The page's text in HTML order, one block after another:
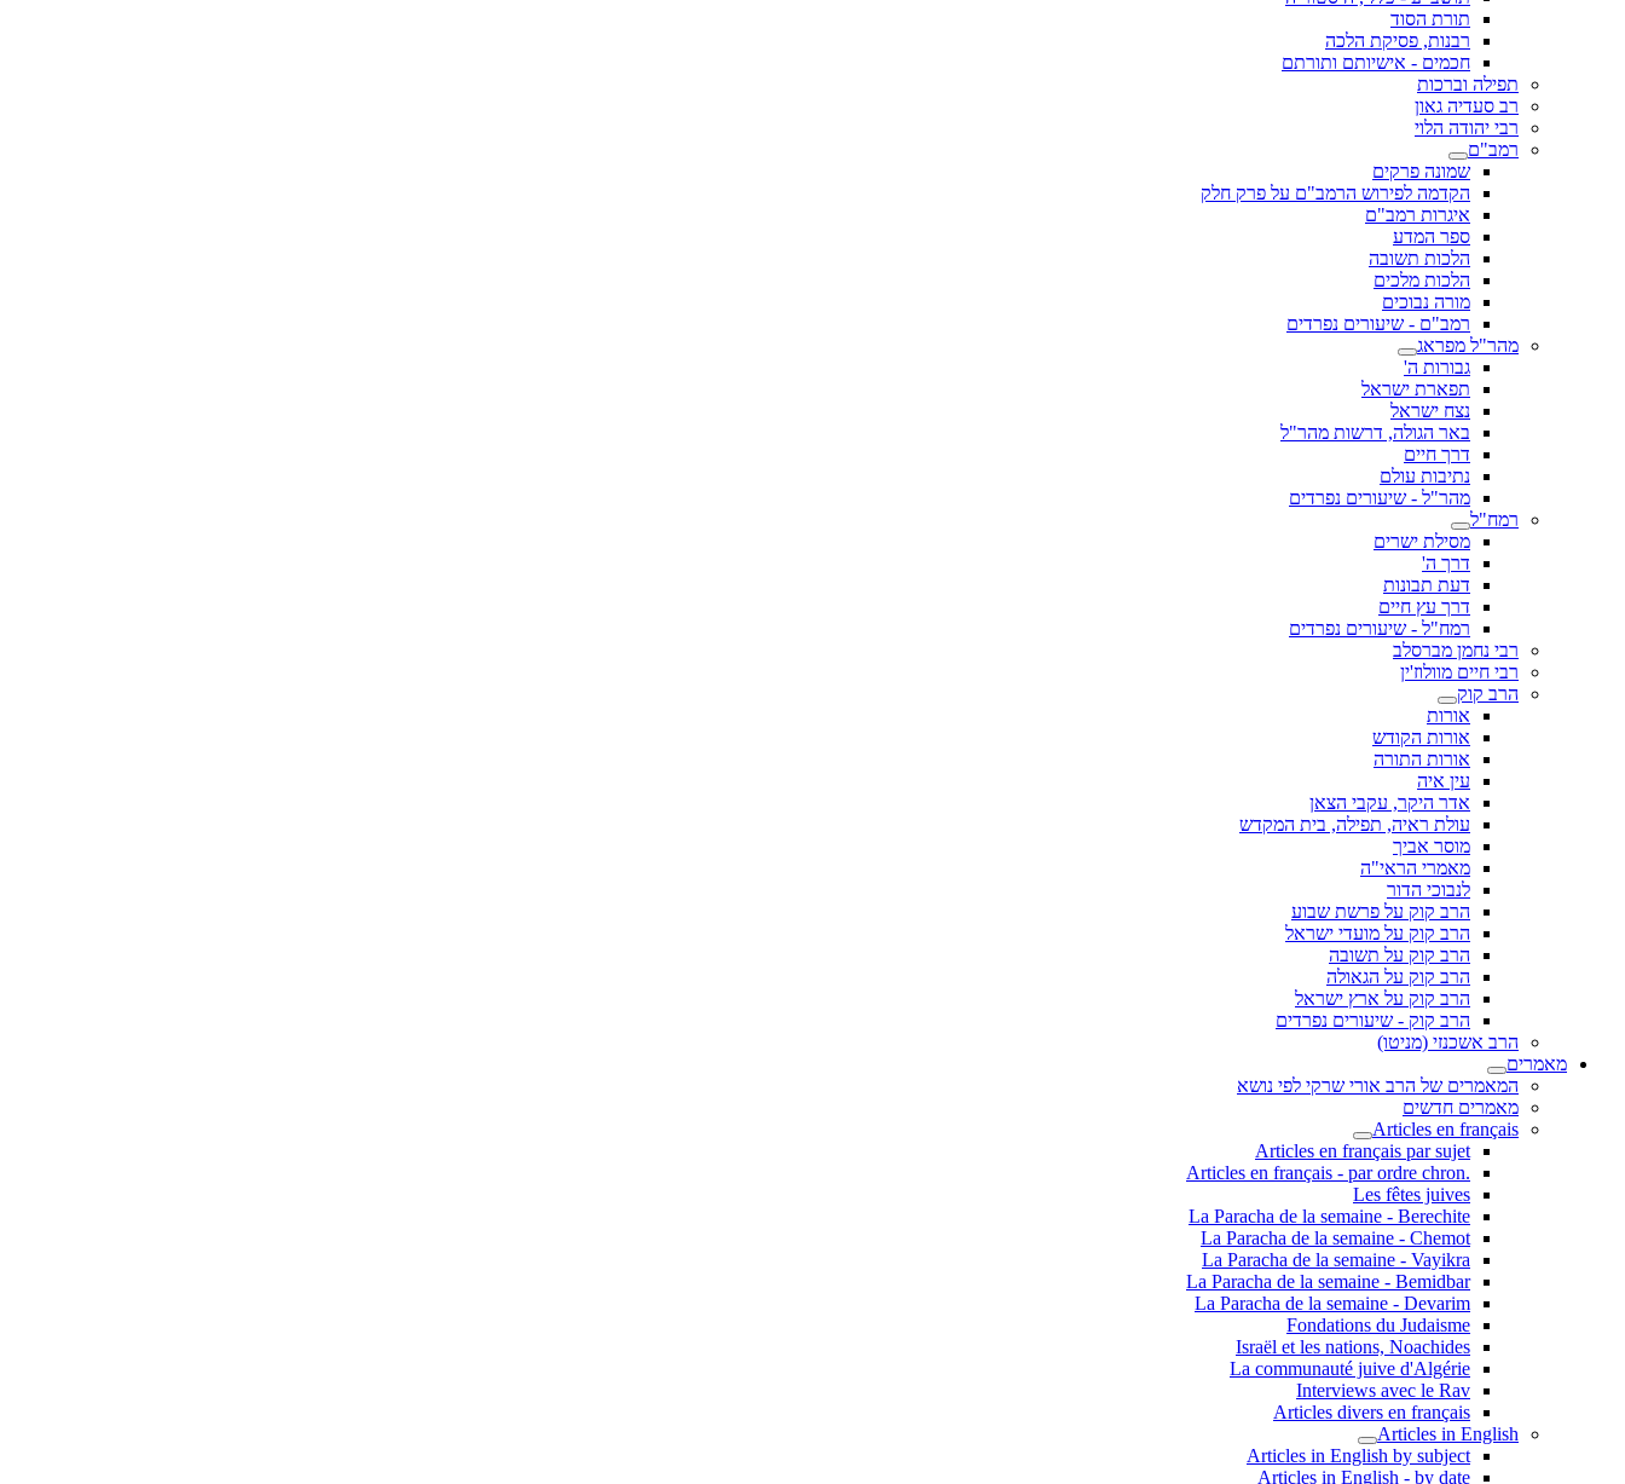
תורת הסוד
רבנות, פסיקת הלכה
חכמים - אישיותם ותורתם
תפילה וברכות
רב סעדיה גאון
רבי יהודה הלוי
רמב"ם
שמונה פרקים
הקדמה לפירוש הרמב"ם על פרק חלק
איגרות רמב"ם
ספר המדע
הלכות תשובה
הלכות מלכים
מורה נבוכים
רמב"ם - שיעורים נפרדים
מהר"ל מפראג
גבורות ה'
תפארת ישראל
נצח ישראל
באר הגולה, דרשות מהר"ל
דרך חיים
נתיבות עולם
מהר"ל - שיעורים נפרדים
רמח"ל
מסילת ישרים
דרך ה'
דעת תבונות
דרך עץ חיים
רמח"ל - שיעורים נפרדים
רבי נחמן מברסלב
רבי חיים מוולוז'ין
הרב קוק
אורות
אורות הקודש
אורות התורה
עין איה
אדר היקר, עקבי הצאן
עולת ראיה, תפילה, בית המקדש
מוסר אביך
מאמרי הראי"ה
לנבוכי הדור
הרב קוק על פרשת שבוע
הרב קוק על מועדי ישראל
הרב קוק על תשובה
הרב קוק על הגאולה
הרב קוק על ארץ ישראל
הרב קוק - שיעורים נפרדים
הרב אשכנזי (מניטו)
מאמרים
המאמרים של הרב אורי שרקי לפי נושא
מאמרים חדשים
Articles en français
Articles en français par sujet
.Articles en français - par ordre chron
Les fêtes juives
La Paracha de la semaine - Berechite
La Paracha de la semaine - Chemot
La Paracha de la semaine - Vayikra
La Paracha de la semaine - Bemidbar
La Paracha de la semaine - Devarim
Fondations du Judaisme
Israël et les nations, Noachides
La communauté juive d'Algérie
Interviews avec le Rav
Articles divers en français
Articles in English
Articles in English by subject
Articles in English - by date